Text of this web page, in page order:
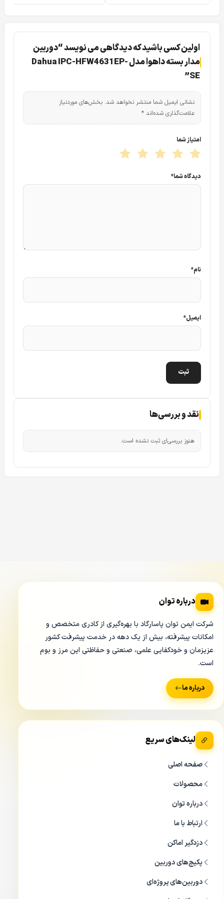
به صورت فول فریم ۲۵ فریم می باشد.
قابلیت POE در دوربین مدار بسته داهوا مدل Dahua
IPC-HFW4631EP-SE
مدل Dahua IPC-HFW4631EP-SE قابلیت POE می باشد که از
برجسته ترین نشانه های تکنولوژی بالا بودن این
لازم را آورده ایم.
مشخصه فیزیکی در دوربین مدار بسته داهوا مدل
4631EP-SE
Dahua IPC-HFW4631EP-SE
طبق این استاندارد دوربین خاصیت ضداب و ضد گرد و غبار پیدا
توانید نصب نمایید. همچنین کیس این دوربین داهوا طوری
نقد و بررسی‌ها
هنوز بررسی‌ای ثبت نشده است.
اولین کسی باشید که دیدگاهی می نویسد “دوربین
مدار بسته داهوا مدل Dahua IPC-HFW4631EP-
SE”
نشانی ایمیل شما منتشر نخواهد شد. بخش‌های موردنیاز
علامت‌گذاری شده‌اند *
امتیاز شما
دیدگاه شما*
نام*
ایمیل*
درباره توان
شرکت ایمن توان پاسارگاد با بهره‌گیری از کادری متخصص و
امکانات پیشرفته، بیش از یک دهه در خدمت پیشرفت کشور
عزیزمان و خودکفایی علمی، صنعتی و حفاظتی این مرز و بوم
است.
درباره ما
لینک‌های سریع
صفحه اصلی
محصولات
درباره توان
ارتباط با ما
دزدگیر اماکن
پکیج‌های دوربین
دوربین‌های پروژه‌ای